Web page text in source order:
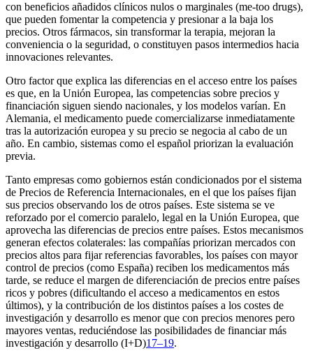
con beneficios añadidos clínicos nulos o marginales (me-too drugs),
que pueden fomentar la competencia y presionar a la baja los
precios. Otros fármacos, sin transformar la terapia, mejoran la
conveniencia o la seguridad, o constituyen pasos intermedios hacia
innovaciones relevantes.
Otro factor que explica las diferencias en el acceso entre los países
es que, en la Unión Europea, las competencias sobre precios y
financiación siguen siendo nacionales, y los modelos varían. En
Alemania, el medicamento puede comercializarse inmediatamente
tras la autorización europea y su precio se negocia al cabo de un
año. En cambio, sistemas como el español priorizan la evaluación
previa.
Tanto empresas como gobiernos están condicionados por el sistema
de Precios de Referencia Internacionales, en el que los países fijan
sus precios observando los de otros países. Este sistema se ve
reforzado por el comercio paralelo, legal en la Unión Europea, que
aprovecha las diferencias de precios entre países. Estos mecanismos
generan efectos colaterales: las compañías priorizan mercados con
precios altos para fijar referencias favorables, los países con mayor
control de precios (como España) reciben los medicamentos más
tarde, se reduce el margen de diferenciación de precios entre países
ricos y pobres (dificultando el acceso a medicamentos en estos
últimos), y la contribución de los distintos países a los costes de
investigación y desarrollo es menor que con precios menores pero
mayores ventas, reduciéndose las posibilidades de financiar más
investigación y desarrollo (I+D)17–19.